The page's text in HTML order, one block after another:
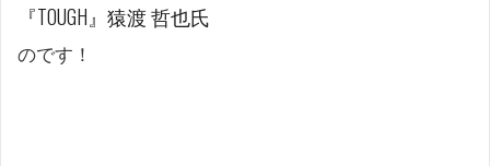
『TOUGH』猿渡 哲也氏
のです！